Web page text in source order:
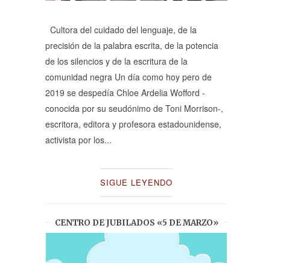
Cultora del cuidado del lenguaje, de la
precisión de la palabra escrita, de la potencia
de los silencios y de la escritura de la
comunidad negra Un día como hoy pero de
2019 se despedía Chloe Ardelia Wofford -
conocida por su seudónimo de Toni Morrison-,
escritora, editora y profesora estadounidense,
activista por los...
SIGUE LEYENDO
CENTRO DE JUBILADOS «5 DE MARZO»